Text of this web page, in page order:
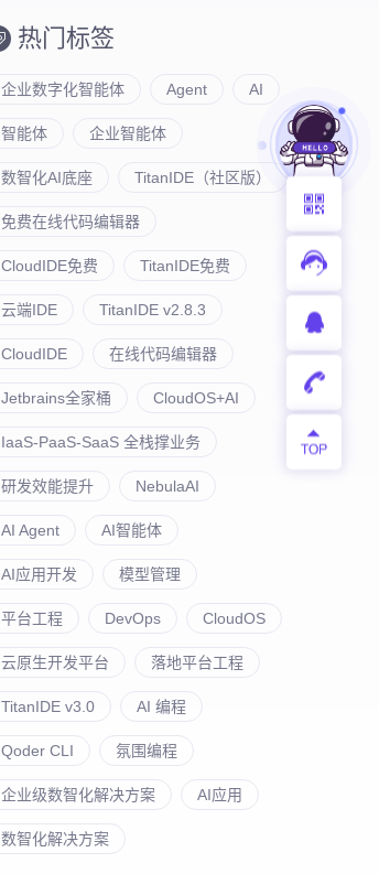
热门标签
企业数字化智能体 Agent AI
智能体 企业智能体
数智化AI底座 TitanIDE（社区版）
免费在线代码编辑器
CloudIDE免费 TitanIDE免费
云端IDE TitanIDE v2.8.3
CloudIDE 在线代码编辑器
Jetbrains全家桶 CloudOS+AI
IaaS-PaaS-SaaS 全栈撑业务
研发效能提升 NebulaAI
AI Agent AI智能体
AI应用开发 模型管理
平台工程 DevOps CloudOS
云原生开发平台 落地平台工程
TitanIDE v3.0 AI 编程
Qoder CLI 氛围编程
企业级数智化解决方案 AI应用
数智化解决方案